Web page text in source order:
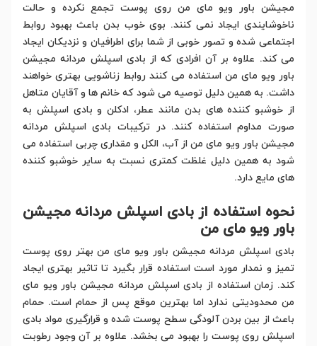
مجیشن باور ویو مای من روی پوست تجمع نکرده و حالت
ناخوشایندی ایجاد نمی کنند. بوی خوب بدن باعث بهبود روابط
اجتماعی شده و تصور خوبی از شما برای اطرافیان و نزدیکان ایجاد
می کند. علاوه بر آن افرادی که از بادی اسپلش مردانه مجیشن
باور ویو مای من استفاده می کنند روابط زناشویی بهتری خواهند
داشت. به همین دلیل توصیه می شود که خانم ها و آقایان متاهل
از خوشبو کننده های بدن مانند عطر، ادکلن و بادی اسپلش به
صورت مداوم استفاده کنند. در ترکیبات بادی اسپلش مردانه
مجیشن باور ویو مای من از آب، الکل و مقداری چربی استفاده می
شود به همین دلیل غلظت کمتری نسبت به سایر خوشبو کننده
های مایع دارد.
نحوه استفاده از بادی اسپلش مردانه مجیشن
باور ویو مای من
بادی اسپلش مردانه مجیشن باور ویو مای من بهتر روی پوست
تمیز و نمدار مورد است استفاده قرار بگیرد تا تاثیر بهتری ایجاد
کند. زمان استفاده از بادی اسپلش مردانه مجیشن باور ویو مای
من محدودیتی ندارد اما بهترین موقع پس از حمام است. حمام
باعث از بین بردن آلودگی سطح پوست شده و قرارگیری مواد بادی
اسپلش روی پوست را بهبود می بخشد. علاوه بر آن وجود رطوبت